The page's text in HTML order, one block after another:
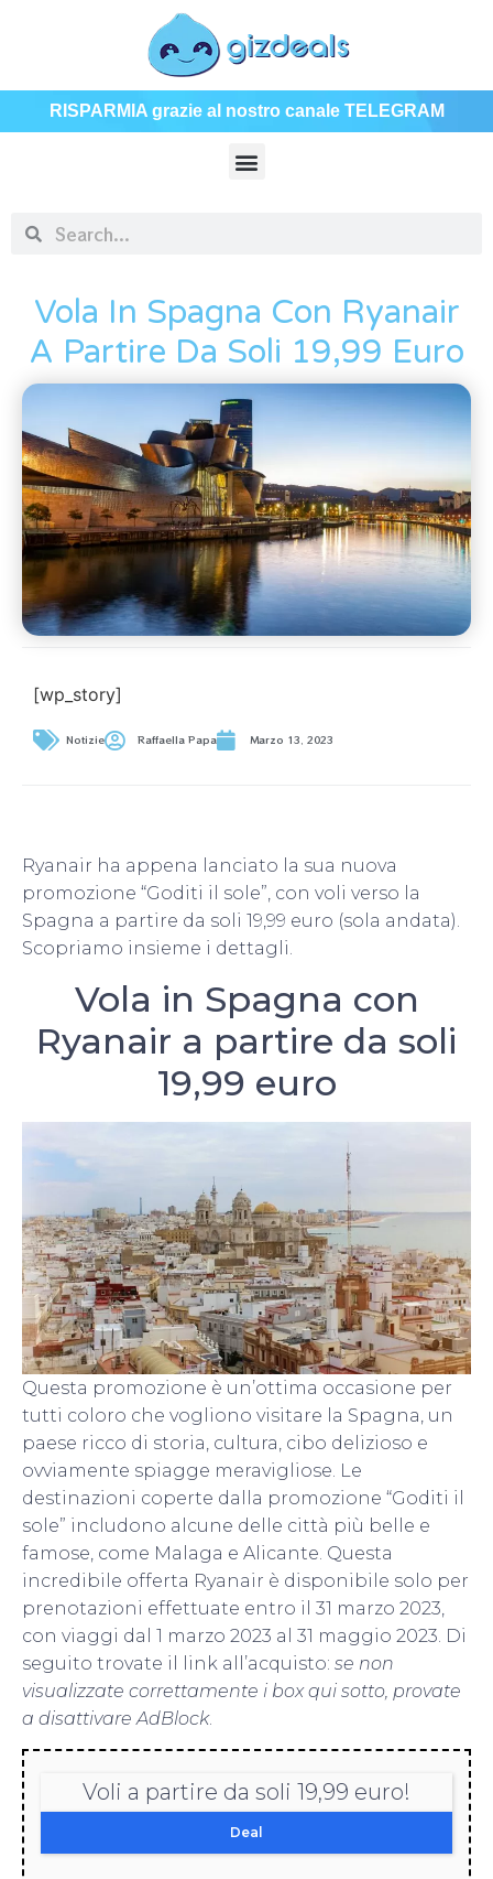
RISPARMIA grazie al nostro canale TELEGRAM
Vola In Spagna Con Ryanair
A Partire Da Soli 19,99 Euro
[wp_story]
Notizie Raffaella Papa Marzo 13, 2023
Ryanair ha appena lanciato la sua nuova
promozione “Goditi il sole”, con voli verso la
Spagna a partire da soli 19,99 euro (sola andata).
Scopriamo insieme i dettagli.
Vola in Spagna con
Ryanair a partire da soli
19,99 euro
Questa promozione è un’ottima occasione per
tutti coloro che vogliono visitare la Spagna, un
paese ricco di storia, cultura, cibo delizioso e
ovviamente spiagge meravigliose. Le
destinazioni coperte dalla promozione “Goditi il
sole” includono alcune delle città più belle e
famose, come Malaga e Alicante. Questa
incredibile offerta Ryanair è disponibile solo per
prenotazioni effettuate entro il 31 marzo 2023,
con viaggi dal 1 marzo 2023 al 31 maggio 2023. Di
seguito trovate il link all’acquisto: se non
visualizzate correttamente i box qui sotto, provate
a disattivare AdBlock.
Voli a partire da soli 19,99 euro!
Deal